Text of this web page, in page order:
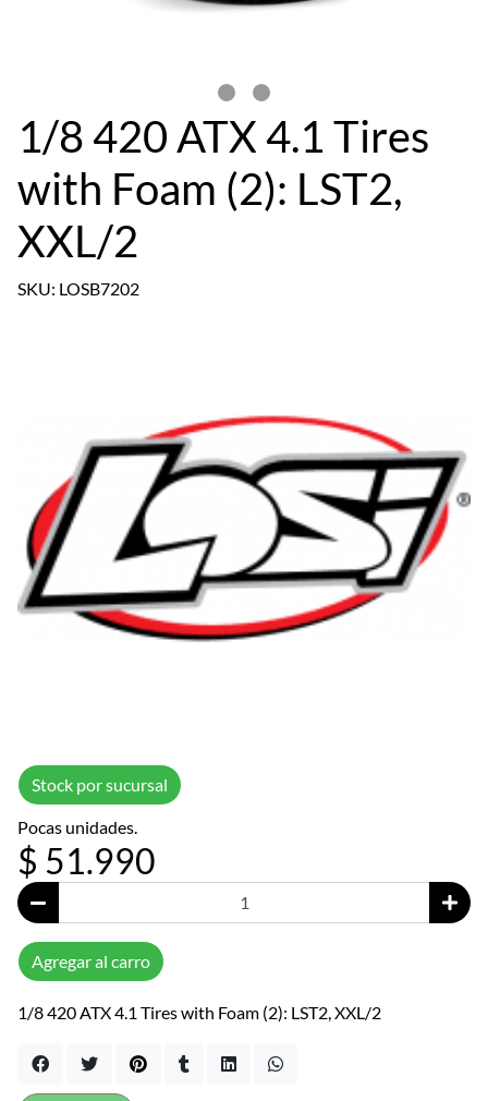
1/8 420 ATX 4.1 Tires
with Foam (2): LST2,
XXL/2
SKU: LOSB7202
Stock por sucursal
Pocas unidades.
$ 51.990
Agregar al carro
1/8 420 ATX 4.1 Tires with Foam (2): LST2, XXL/2